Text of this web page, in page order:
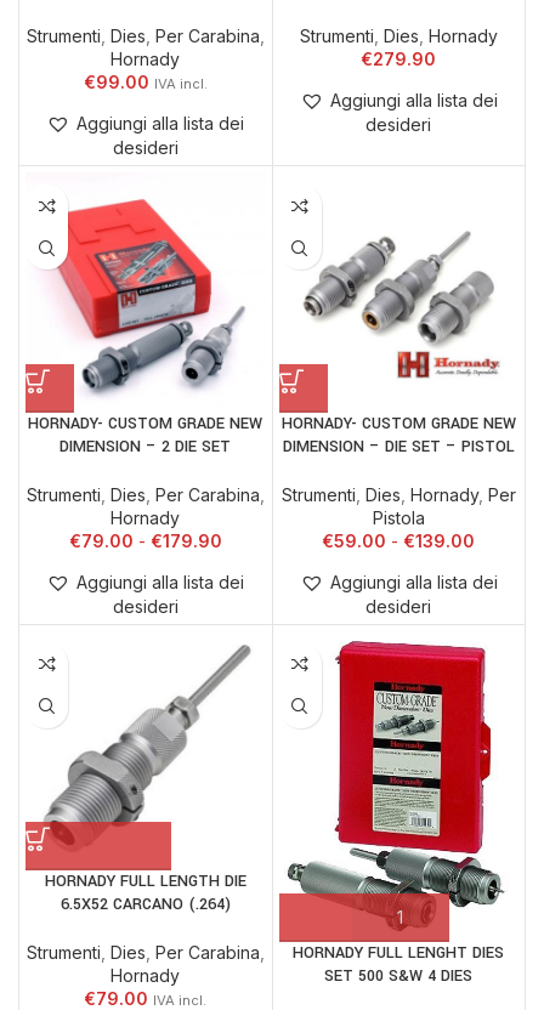
Strumenti Dies Per Carabina
Hornady
€99.00
Aggiungi alla lista dei
desideri
Strumenti Dies Hornady
€279.90
Aggiungi alla lista dei
desideri
HORNADY- CUSTOM GRADE NEW
DIMENSION – 2 DIE SET
Strumenti Dies Per Carabina
Hornady
€79.00 €179.90
Aggiungi alla lista dei
desideri
HORNADY- CUSTOM GRADE NEW
DIMENSION – DIE SET – PISTOL
Strumenti Dies Hornady, Per
Pistola
€59.00 €139.00
Aggiungi alla lista dei
desideri
HORNADY FULL LENGTH DIE
6.5X52 CARCANO (.264)
Strumenti Dies Per Carabina
Hornady
€79.00
HORNADY FULL LENGHT DIES
SET 500 S&W 4 DIES